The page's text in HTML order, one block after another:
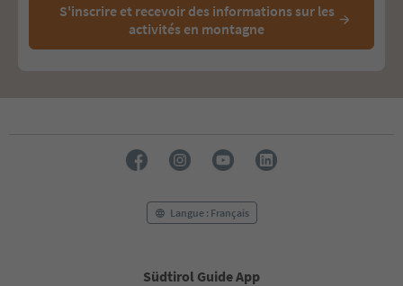
S'inscrire et recevoir des informations sur les
activités en montagne
Langue : Français
Südtirol Guide App